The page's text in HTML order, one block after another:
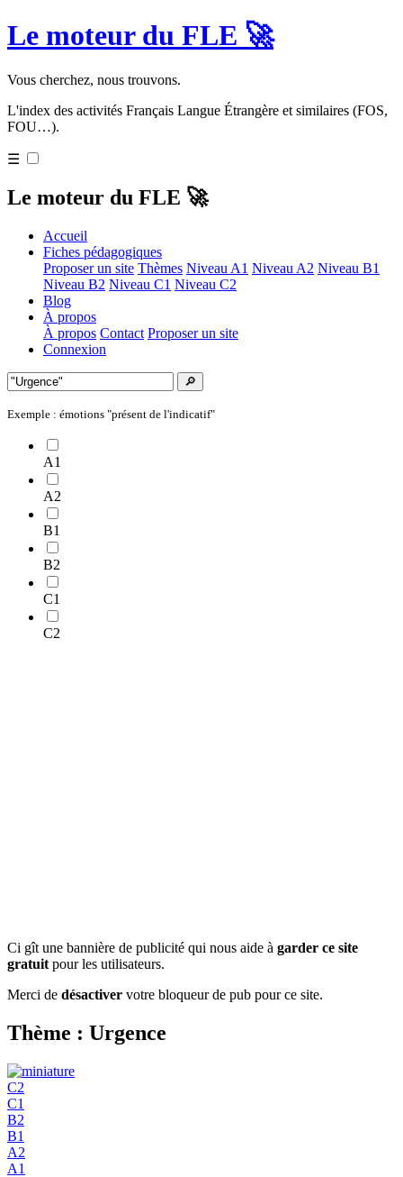
Le moteur du FLE 🚀
Vous cherchez, nous trouvons.
L'index des activités Français Langue Étrangère et similaires (FOS,
FOU…).
☰
Le moteur du FLE 🚀
Accueil
Fiches pédagogiques
Proposer un site Thèmes Niveau A1 Niveau A2 Niveau B1
Niveau B2 Niveau C1 Niveau C2
Blog
À propos
À propos Contact Proposer un site
Connexion
🔎
Exemple : émotions "présent de l'indicatif"
A1
A2
B1
B2
C1
C2
Ci gît une bannière de publicité qui nous aide à garder ce site
gratuit pour les utilisateurs.
Merci de désactiver votre bloqueur de pub pour ce site.
Thème : Urgence
C2
C1
B2
B1
A2
A1